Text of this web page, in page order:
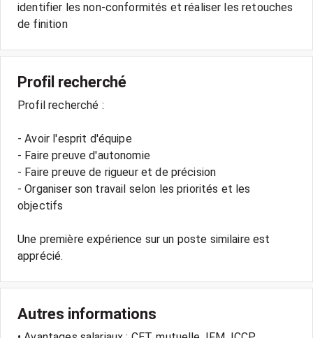
identifier les non-conformités et réaliser les retouches
de finition
Profil recherché
Profil recherché :
- Avoir l'esprit d'équipe
- Faire preuve d'autonomie
- Faire preuve de rigueur et de précision
- Organiser son travail selon les priorités et les
objectifs
Une première expérience sur un poste similaire est
apprécié.
Autres informations